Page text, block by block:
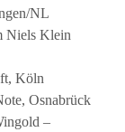
NL
Niels Klein
Köln
Osnabrück
–